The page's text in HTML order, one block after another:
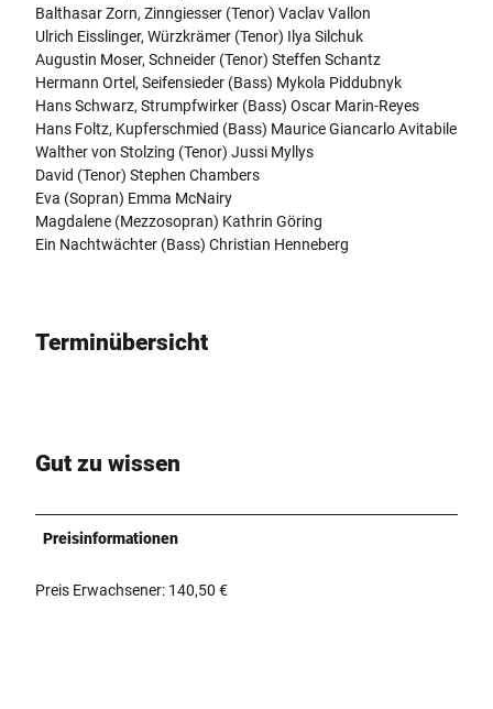
Balthasar Zorn, Zinngiesser (Tenor) Vaclav Vallon
Ulrich Eisslinger, Würzkrämer (Tenor) Ilya Silchuk
Augustin Moser, Schneider (Tenor) Steffen Schantz
Hermann Ortel, Seifensieder (Bass) Mykola Piddubnyk
Hans Schwarz, Strumpfwirker (Bass) Oscar Marin-Reyes
Hans Foltz, Kupferschmied (Bass) Maurice Giancarlo Avitabile
Walther von Stolzing (Tenor) Jussi Myllys
David (Tenor) Stephen Chambers
Eva (Sopran) Emma McNairy
Magdalene (Mezzosopran) Kathrin Göring
Ein Nachtwächter (Bass) Christian Henneberg
Terminübersicht
Gut zu wissen
Preisinformationen
Preis Erwachsener: 140,50 €